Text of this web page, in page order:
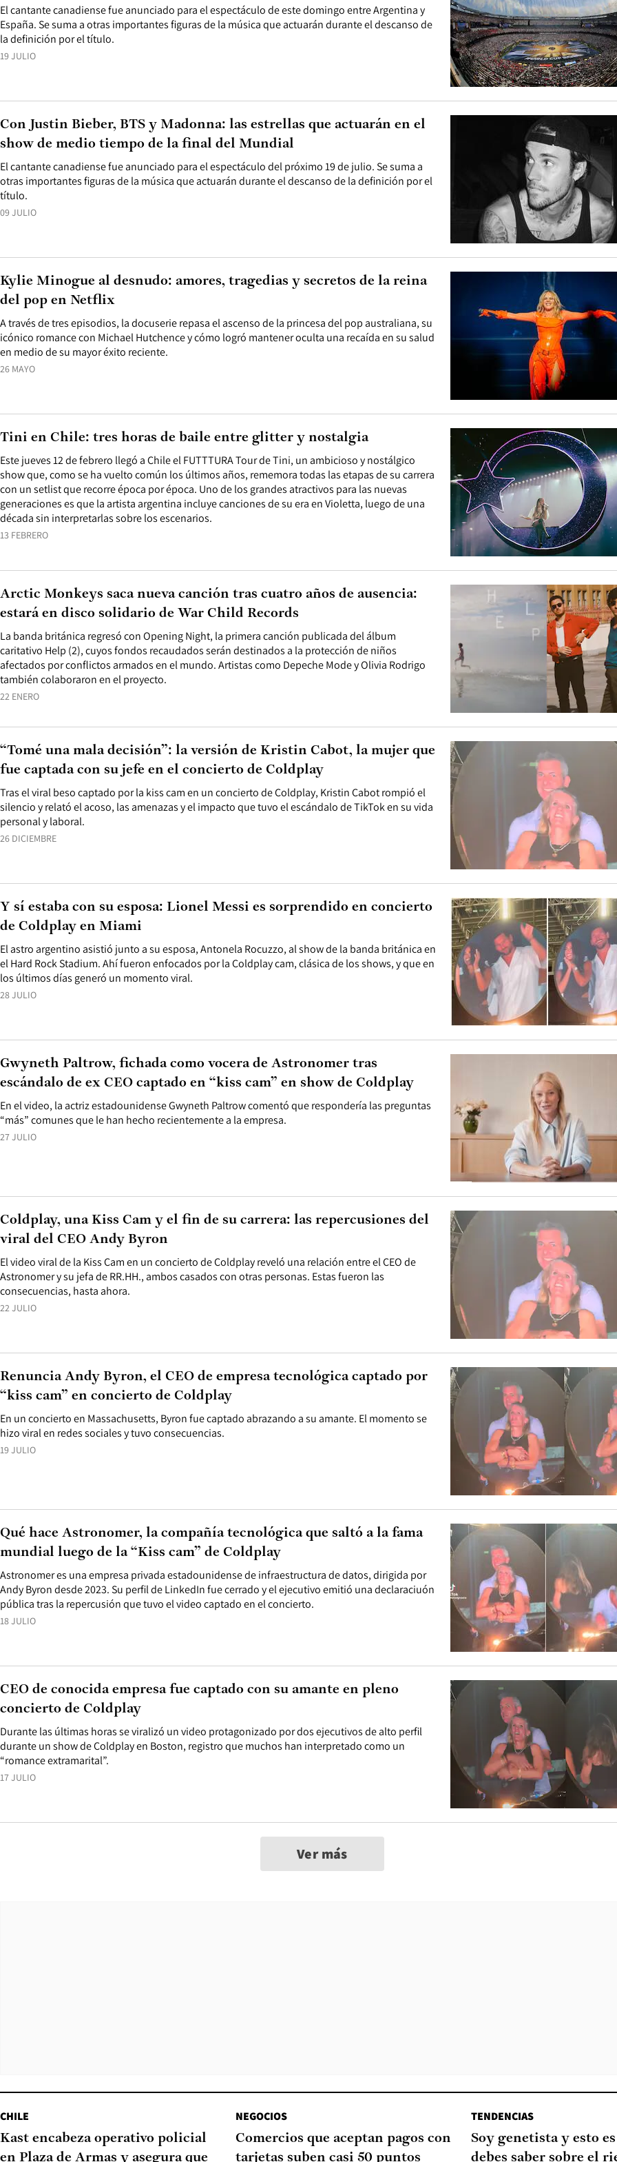
19 JULIO
El cantante canadiense fue anunciado para el espectáculo de este domingo entre Argentina y
España. Se suma a otras importantes figuras de la música que actuarán durante el descanso de
la definición por el título.
09 JULIO
El cantante canadiense fue anunciado para el espectáculo del próximo 19 de julio. Se suma a
otras importantes figuras de la música que actuarán durante el descanso de la definición por el
título.
Con Justin Bieber, BTS y Madonna: las estrellas que actuarán en el
show de medio tiempo de la final del Mundial
26 MAYO
A través de tres episodios, la docuserie repasa el ascenso de la princesa del pop australiana, su
icónico romance con Michael Hutchence y cómo logró mantener oculta una recaída en su salud
en medio de su mayor éxito reciente.
Kylie Minogue al desnudo: amores, tragedias y secretos de la reina
del pop en Netflix
13 FEBRERO
Este jueves 12 de febrero llegó a Chile el FUTTTURA Tour de Tini, un ambicioso y nostálgico
show que, como se ha vuelto común los últimos años, rememora todas las etapas de su carrera
con un setlist que recorre época por época. Uno de los grandes atractivos para las nuevas
generaciones es que la artista argentina incluye canciones de su era en Violetta, luego de una
década sin interpretarlas sobre los escenarios.
Tini en Chile: tres horas de baile entre glitter y nostalgia
22 ENERO
La banda británica regresó con Opening Night, la primera canción publicada del álbum
caritativo Help (2), cuyos fondos recaudados serán destinados a la protección de niños
afectados por conflictos armados en el mundo. Artistas como Depeche Mode y Olivia Rodrigo
también colaboraron en el proyecto.
Arctic Monkeys saca nueva canción tras cuatro años de ausencia:
estará en disco solidario de War Child Records
26 DICIEMBRE
Tras el viral beso captado por la kiss cam en un concierto de Coldplay, Kristin Cabot rompió el
silencio y relató el acoso, las amenazas y el impacto que tuvo el escándalo de TikTok en su vida
personal y laboral.
“Tomé una mala decisión”: la versión de Kristin Cabot, la mujer que
fue captada con su jefe en el concierto de Coldplay
28 JULIO
El astro argentino asistió junto a su esposa, Antonela Rocuzzo, al show de la banda británica en
el Hard Rock Stadium. Ahí fueron enfocados por la Coldplay cam, clásica de los shows, y que en
los últimos días generó un momento viral.
Y sí estaba con su esposa: Lionel Messi es sorprendido en concierto
de Coldplay en Miami
27 JULIO
En el video, la actriz estadounidense Gwyneth Paltrow comentó que respondería las preguntas
“más” comunes que le han hecho recientemente a la empresa.
Gwyneth Paltrow, fichada como vocera de Astronomer tras
escándalo de ex CEO captado en “kiss cam” en show de Coldplay
22 JULIO
El video viral de la Kiss Cam en un concierto de Coldplay reveló una relación entre el CEO de
Astronomer y su jefa de RR.HH., ambos casados con otras personas. Estas fueron las
consecuencias, hasta ahora.
Coldplay, una Kiss Cam y el fin de su carrera: las repercusiones del
viral del CEO Andy Byron
19 JULIO
En un concierto en Massachusetts, Byron fue captado abrazando a su amante. El momento se
hizo viral en redes sociales y tuvo consecuencias.
Renuncia Andy Byron, el CEO de empresa tecnológica captado por
“kiss cam” en concierto de Coldplay
18 JULIO
Astronomer es una empresa privada estadounidense de infraestructura de datos, dirigida por
Andy Byron desde 2023. Su perfil de LinkedIn fue cerrado y el ejecutivo emitió una declaraciuón
pública tras la repercusión que tuvo el video captado en el concierto.
Qué hace Astronomer, la compañía tecnológica que saltó a la fama
mundial luego de la “Kiss cam” de Coldplay
17 JULIO
Durante las últimas horas se viralizó un video protagonizado por dos ejecutivos de alto perfil
durante un show de Coldplay en Boston, registro que muchos han interpretado como un
“romance extramarital”.
CEO de conocida empresa fue captado con su amante en pleno
concierto de Coldplay
Ver más
CHILE
Kast encabeza operativo policial
en Plaza de Armas y asegura que
NEGOCIOS
Comercios que aceptan pagos con
tarjetas suben casi 50 puntos
TENDENCIAS
Soy genetista y esto
debes saber sobre el